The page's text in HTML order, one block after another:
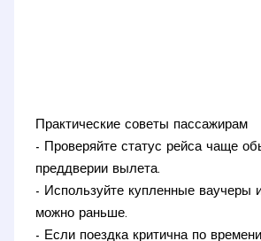
Практические советы пассажирам
- Проверяйте статус рейса чаще
преддверии вылета.
- Используйте купленные ваучеры
можно раньше.
- Если поездка критична по